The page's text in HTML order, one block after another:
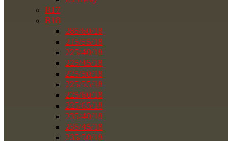
R17
R18
285/60/18
215/55/18
225/40/18
225/45/18
225/50/18
225/55/18
225/60/18
225/65/18
235/40/18
235/45/18
235/50/18